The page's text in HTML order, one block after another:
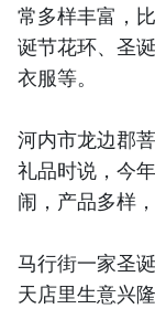
常多样丰富，
诞节花环、圣
衣服等。
河内市龙边郡
礼品时说，今
闹，产品多样
马行街一家圣
天店里生意兴